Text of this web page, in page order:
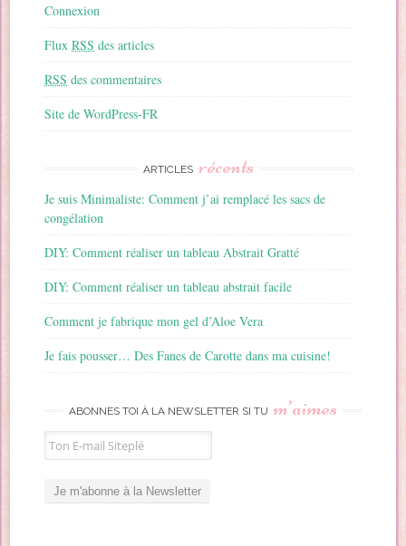
Connexion
FluxRSS des articles
RSS des commentaires
Site de WordPress-FR
ARTICLES récents
Je suis Minimaliste: Comment j’ai remplacé les sacs de
congélation
DIY: Comment réaliser un tableau Abstrait Gratté
DIY: Comment réaliser un tableau abstrait facile
Comment je fabrique mon gel d’Aloe Vera
Je fais pousser… Des Fanes de Carotte dans ma cuisine!
ABONNES TOI À LA NEWSLETTER SI TU m’aimes